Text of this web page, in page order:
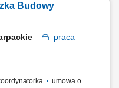
dokumentacji, kontrola
Budowy
praca
umowa o